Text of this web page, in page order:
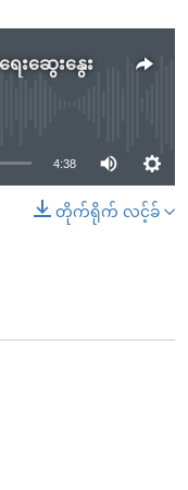
းဆွေးနွေး
available
4:38
တိုက်ရိုက် လင့်ခ်